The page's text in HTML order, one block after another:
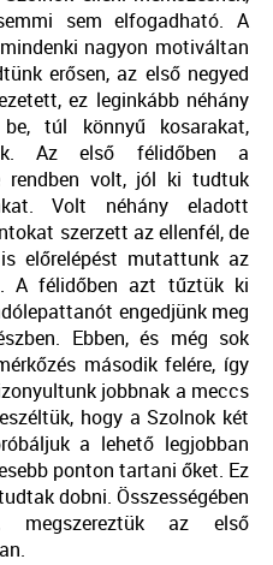
sem elfogadható. A
nagyon motiváltan
erősen, az első negyed
ez leginkább néhány
túl könnyű kosarakat,
Az első félidőben a
rendben volt, jól ki tudtuk
Volt néhány eladott
szerzett az ellenfél, de
előrelépést mutattunk az
A félidőben azt tűztük ki
engedjünk meg
Ebben, és még sok
második felére, így
jobbnak a meccs
hogy a Szolnok két
a lehető legjobban
ponton tartani őket. Ez
dobni. Összességében
megszereztük az első